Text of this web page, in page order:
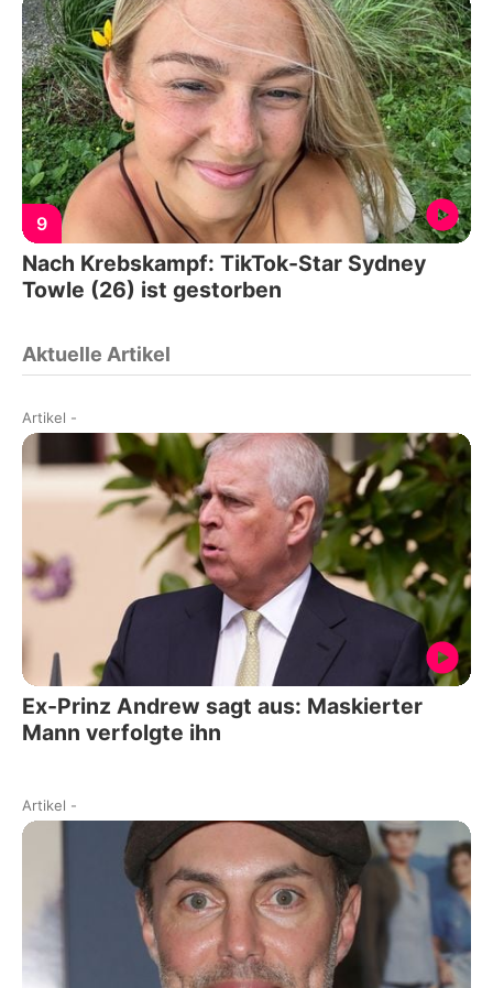
9
Nach Krebskampf: TikTok-Star Sydney
Towle (26) ist gestorben
Aktuelle Artikel
Artikel -
Ex-Prinz Andrew sagt aus: Maskierter
Mann verfolgte ihn
Artikel -